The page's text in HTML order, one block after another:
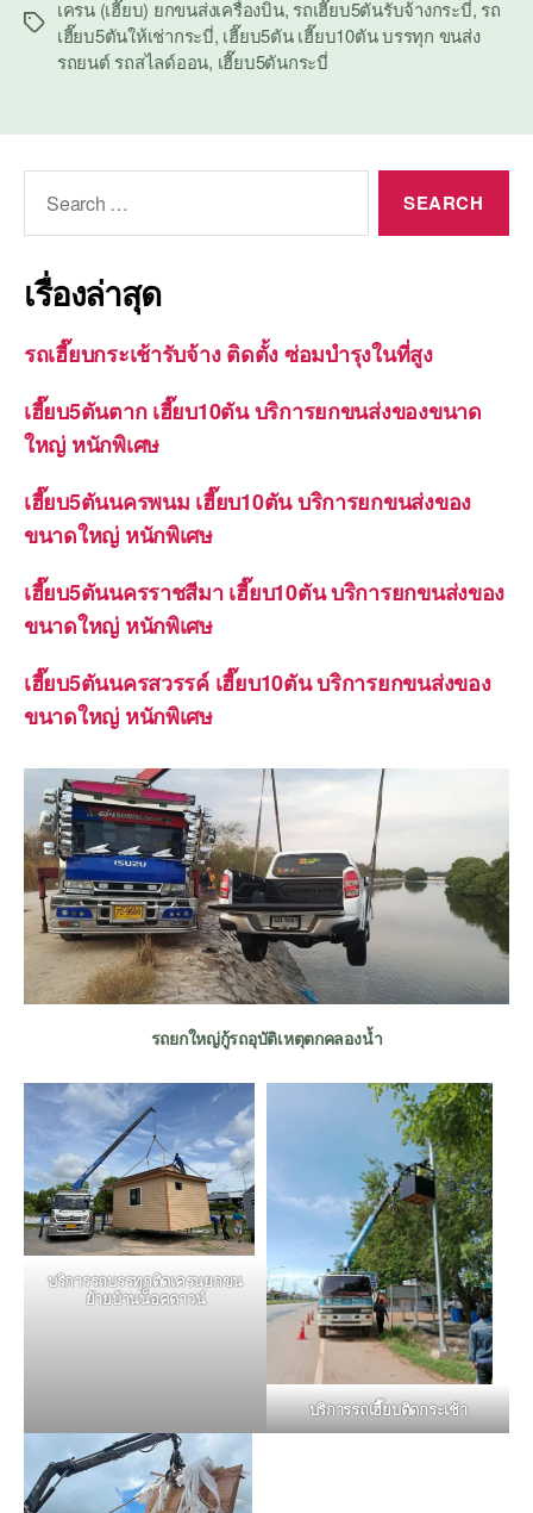
Tags
เครน (เฮี๊ยบ) ยกขนส่งเครื่องบิน, รถเฮี๊ยบ5ตันรับจ้างกระบี่, รถ
เฮี๊ยบ5ตันให้เช่ากระบี่, เฮี๊ยบ5ตัน เฮี๊ยบ10ตัน บรรทุก ขนส่ง
รถยนต์ รถสไลด์ออน, เฮี๊ยบ5ตันกระบี่
เรื่องล่าสุด
รถเฮี๊ยบกระเช้ารับจ้าง ติดตั้ง ซ่อมบำรุงในที่สูง
เฮี๊ยบ5ตันตาก เฮี๊ยบ10ตัน บริการยกขนส่งของขนาด
ใหญ่ หนักพิเศษ
เฮี๊ยบ5ตันนครพนม เฮี๊ยบ10ตัน บริการยกขนส่งของ
ขนาดใหญ่ หนักพิเศษ
เฮี๊ยบ5ตันนครราชสีมา เฮี๊ยบ10ตัน บริการยกขนส่งของ
ขนาดใหญ่ หนักพิเศษ
เฮี๊ยบ5ตันนครสวรรค์ เฮี๊ยบ10ตัน บริการยกขนส่งของ
ขนาดใหญ่ หนักพิเศษ
รถยกใหญ่กู้รถอุบัติเหตุตกคลองน้ำ
บริการรถบรรทุกติดเครนยกขน
ย้ายบ้านน็อคดาวน์
บริการรถเฮี๊ยบติดกระเช้า